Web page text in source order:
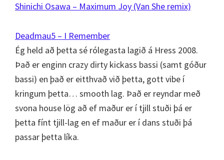
Shinichi Osawa – Maximum Joy (Van She remix)
Deadmau5 – I Remember
Ég held að þetta sé rólegasta lagið á Hress 2008.
Það er enginn crazy dirty kickass bassi (samt góður
bassi) en það er eitthvað við þetta, gott vibe í
kringum þetta… smooth lag. Það er reyndar með
svona house lög að ef maður er í tjill stuði þá er
þetta fínt tjill-lag en ef maður er í dans stuði þá
passar þetta líka.